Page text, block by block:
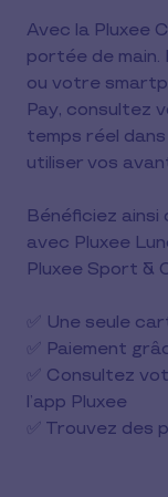
Avec la Pluxee
portée de
ou votre
Pay, consultez
temps réel dans
utiliser vos
Bénéficiez ainsi
avec Pluxee
Pluxee Sport &
✅ Une seule
✅ Paiement
✅ Consultez
l’app Pluxee
✅ Trouvez